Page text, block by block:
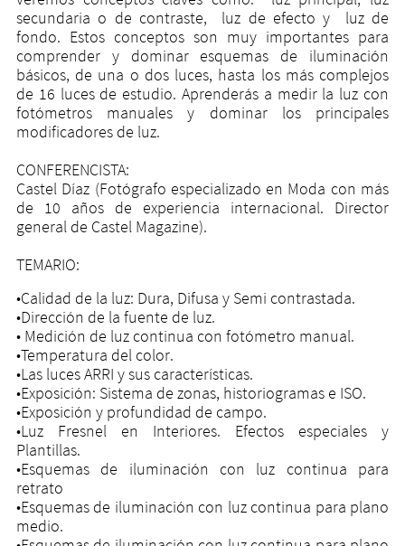
secundaria o de contraste, luz de efecto y luz de
fondo. Estos conceptos son muy importantes para
comprender y dominar esquemas de iluminación
básicos, de una o dos luces, hasta los más complejos
de 16 luces de estudio. Aprenderás a medir la luz con
fotómetros manuales y dominar los principales
modificadores de luz.
CONFERENCISTA:
Castel Díaz (Fotógrafo especializado en Moda con más
de 10 años de experiencia internacional. Director
general de Castel Magazine).
TEMARIO:
•Calidad de la luz: Dura, Difusa y Semi contrastada.
•Dirección de la fuente de luz.
• Medición de luz continua con fotómetro manual.
•Temperatura del color.
•Las luces ARRI y sus características.
•Exposición: Sistema de zonas, historiogramas e ISO.
•Exposición y profundidad de campo.
•Luz Fresnel en Interiores. Efectos especiales y
Plantillas.
•Esquemas de iluminación con luz continua para
retrato
•Esquemas de iluminación con luz continua para plano
medio.